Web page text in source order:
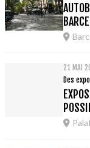
21 MAI
Des